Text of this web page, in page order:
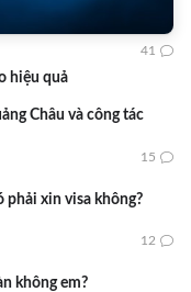
hiệu quả
41
Châu và công tác
15
xin visa không?
12
không em?